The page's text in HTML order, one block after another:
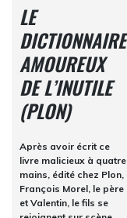
LE
DICTIONNAIRE
AMOUREUX
DE L’INUTILE
(PLON)
Après avoir écrit ce
livre malicieux à quatre
mains, édité chez Plon,
François Morel, le père
et Valentin, le fils se